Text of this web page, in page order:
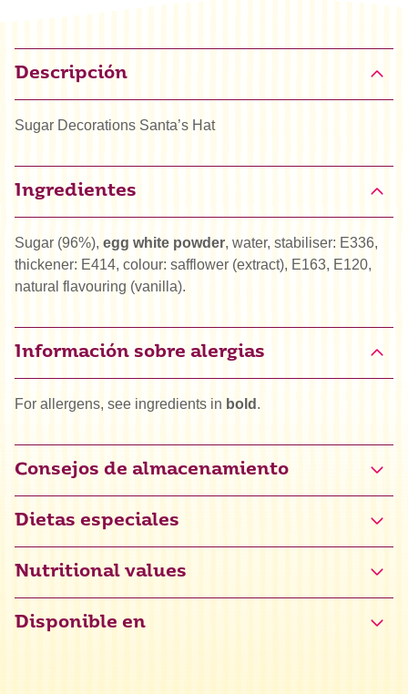
Descripción
Sugar Decorations Santa’s Hat
Ingredientes
Sugar (96%), egg white powder, water, stabiliser: E336,
thickener: E414, colour: safflower (extract), E163, E120,
natural flavouring (vanilla).
Información sobre alergias
For allergens, see ingredients in bold .
Consejos de almacenamiento
Dietas especiales
Certificado sin gluten (NL-090-157)
Nutritional values
Disponible en